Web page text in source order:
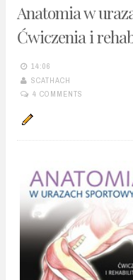
Anatomia w
Ćwiczenia i
14:06
SCATHACH
4 COMMENTS